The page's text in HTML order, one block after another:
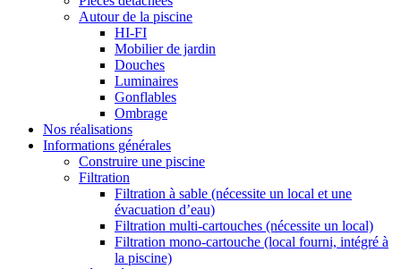
Autour de la piscine
HI-FI
Mobilier de jardin
Douches
Luminaires
Gonflables
Ombrage
Nos réalisations
Informations générales
Construire une piscine
Filtration
Filtration à sable (nécessite un local et une
évacuation d’eau)
Filtration multi-cartouches (nécessite un local)
Filtration mono-cartouche (local fourni, intégré à
la piscine)